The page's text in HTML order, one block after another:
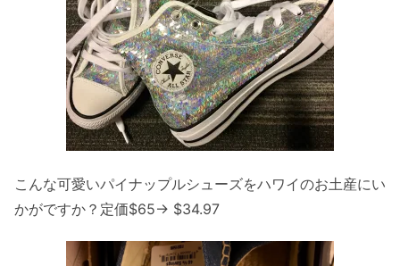
こんな可愛いパイナップルシューズをハワイのお土産にい
かがですか？定価$65→ $34.97